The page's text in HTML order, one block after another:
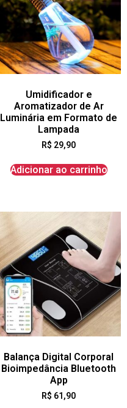
Umidificador e
Aromatizador de Ar
Luminária em Formato de
Lampada
R$ 29,90
Adicionar ao carrinho
Balança Digital Corporal
Bioimpedância Bluetooth
App
R$ 61,90